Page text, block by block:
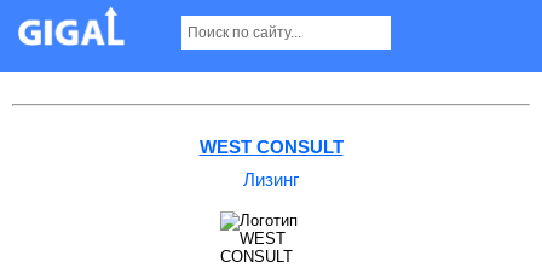
Лизинг в Ташкенте
WEST CONSULT
Лизинг